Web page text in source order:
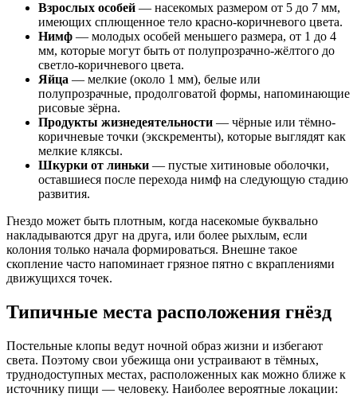
Взрослых особей — насекомых размером от 5 до 7 мм,
имеющих сплющенное тело красно-коричневого цвета.
Нимф — молодых особей меньшего размера, от 1 до 4
мм, которые могут быть от полупрозрачно-жёлтого до
светло-коричневого цвета.
Яйца — мелкие (около 1 мм), белые или
полупрозрачные, продолговатой формы, напоминающие
рисовые зёрна.
Продукты жизнедеятельности — чёрные или тёмно-
коричневые точки (экскременты), которые выглядят как
мелкие кляксы.
Шкурки от линьки — пустые хитиновые оболочки,
оставшиеся после перехода нимф на следующую стадию
развития.
Гнездо может быть плотным, когда насекомые буквально
накладываются друг на друга, или более рыхлым, если
колония только начала формироваться. Внешне такое
скопление часто напоминает грязное пятно с вкраплениями
движущихся точек.
Типичные места расположения гнёзд
Постельные клопы ведут ночной образ жизни и избегают
света. Поэтому свои убежища они устраивают в тёмных,
труднодоступных местах, расположенных как можно ближе к
источнику пищи — человеку. Наиболее вероятные локации: